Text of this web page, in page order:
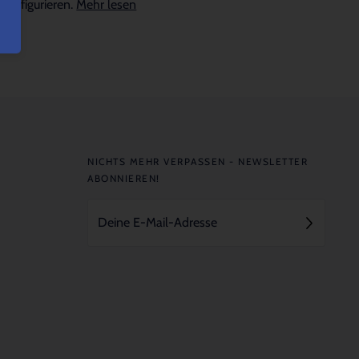
konfigurieren. Mehr lesen
NICHTS MEHR VERPASSEN - NEWSLETTER
ABONNIEREN!